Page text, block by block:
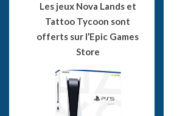
Les jeux Nova Lands et
Tattoo Tycoon sont
offerts sur l’Epic Games
Store